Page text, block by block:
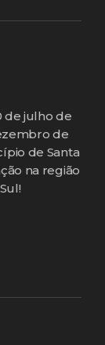
de julho de
de
de Santa
na região